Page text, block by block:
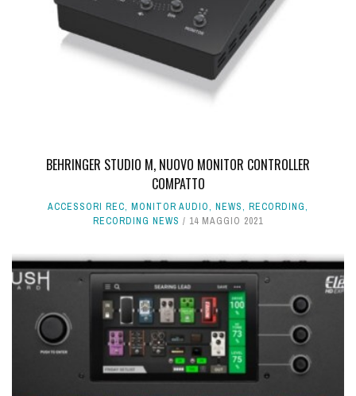
BEHRINGER STUDIO M, NUOVO MONITOR CONTROLLER
COMPATTO
ACCESSORI REC, MONITOR AUDIO, NEWS, RECORDING,
RECORDING NEWS
14 MAGGIO 2021